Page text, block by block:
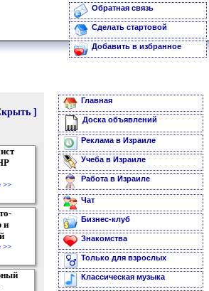
Обратная связь
Сделать стартовой
Добавить в избранное
]
>>
и
>>
Главная
Доска объявлений
Реклама в Израиле
Учеба в Израиле
Работа в Израиле
Чат
Бизнес-клуб
Знакомства
Только для взрослых
Классическая музыка